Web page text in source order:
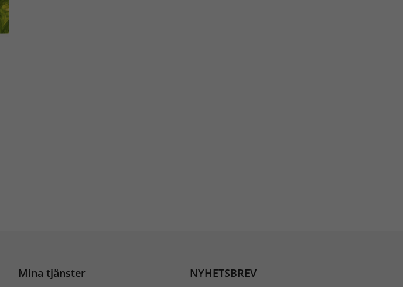
Mina tjänster NYHETSBREV